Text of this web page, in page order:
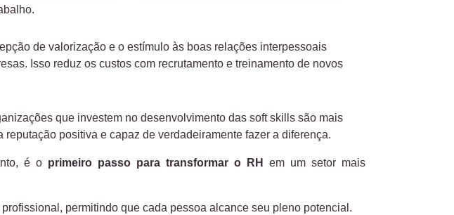
de valorização e o estímulo às boas relações interpessoais
Isso reduz os custos com recrutamento e treinamento de novos
que investem no desenvolvimento das soft skills são mais
positiva e capaz de verdadeiramente fazer a diferença.
é o primeiro passo para transformar o RH
em um setor mais
permitindo que cada pessoa alcance seu pleno potencial.